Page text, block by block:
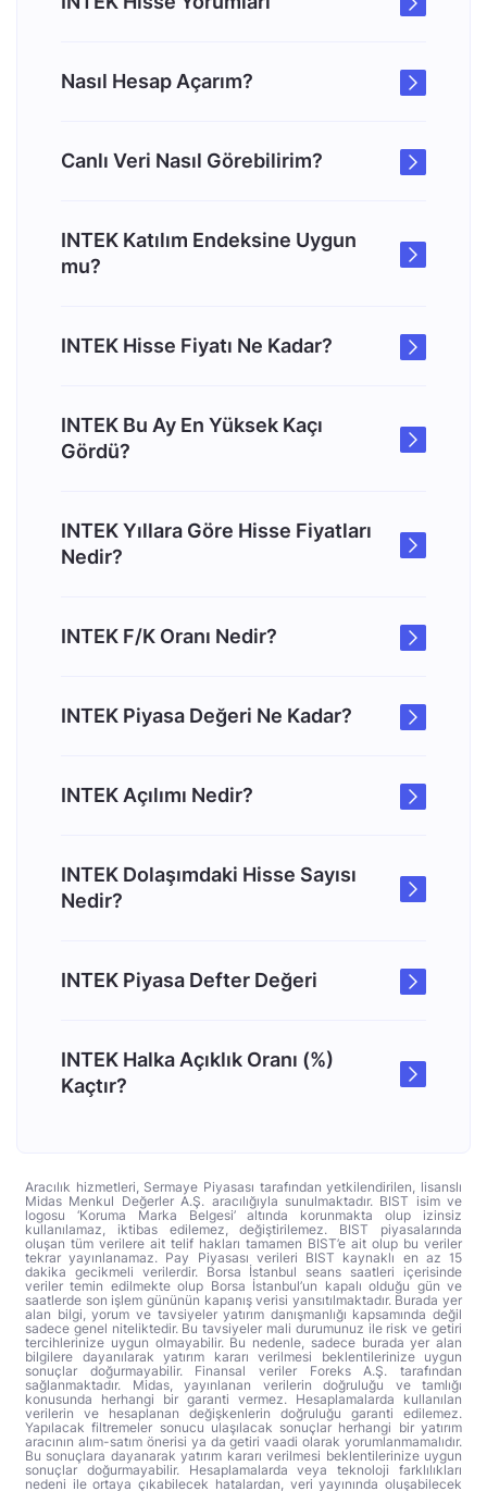
Nasıl Hesap Açarım?
Canlı Veri Nasıl Görebilirim?
INTEK Katılım Endeksine Uygun
mu?
INTEK Hisse Fiyatı Ne Kadar?
INTEK Bu Ay En Yüksek Kaçı
Gördü?
INTEK Yıllara Göre Hisse Fiyatları
Nedir?
INTEK F/K Oranı Nedir?
INTEK Piyasa Değeri Ne Kadar?
INTEK Açılımı Nedir?
INTEK Dolaşımdaki Hisse Sayısı
Nedir?
INTEK Piyasa Defter Değeri
INTEK Halka Açıklık Oranı (%)
Kaçtır?
Aracılık hizmetleri, Sermaye Piyasası tarafından yetkilendirilen, lisanslı
Midas Menkul Değerler A.Ş. aracılığıyla sunulmaktadır. BIST isim ve
logosu ‘Koruma Marka Belgesi’ altında korunmakta olup izinsiz
kullanılamaz, iktibas edilemez, değiştirilemez. BIST piyasalarında
oluşan tüm verilere ait telif hakları tamamen BIST’e ait olup bu veriler
tekrar yayınlanamaz. Pay Piyasası verileri BIST kaynaklı en az 15
dakika gecikmeli verilerdir. Borsa İstanbul seans saatleri içerisinde
veriler temin edilmekte olup Borsa İstanbul’un kapalı olduğu gün ve
saatlerde son işlem gününün kapanış verisi yansıtılmaktadır. Burada yer
alan bilgi, yorum ve tavsiyeler yatırım danışmanlığı kapsamında değil
sadece genel niteliktedir. Bu tavsiyeler mali durumunuz ile risk ve getiri
tercihlerinize uygun olmayabilir. Bu nedenle, sadece burada yer alan
bilgilere dayanılarak yatırım kararı verilmesi beklentilerinize uygun
sonuçlar doğurmayabilir. Finansal veriler Foreks A.Ş. tarafından
sağlanmaktadır. Midas, yayınlanan verilerin doğruluğu ve tamlığı
konusunda herhangi bir garanti vermez. Hesaplamalarda kullanılan
verilerin ve hesaplanan değişkenlerin doğruluğu garanti edilemez.
Yapılacak filtremeler sonucu ulaşılacak sonuçlar herhangi bir yatırım
aracının alım-satım önerisi ya da getiri vaadi olarak yorumlanmamalıdır.
Bu sonuçlara dayanarak yatırım kararı verilmesi beklentilerinize uygun
sonuçlar doğurmayabilir. Hesaplamalarda veya teknoloji farklılıkları
nedeni ile ortaya çıkabilecek hatalardan, veri yayınında oluşabilecek